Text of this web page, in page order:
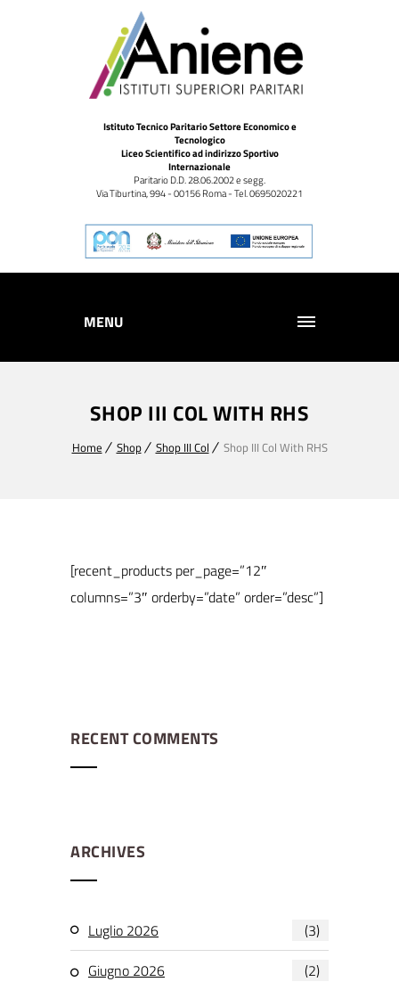
Istituto Tecnico Paritario Settore Economico e
Tecnologico
Liceo Scientifico ad indirizzo Sportivo
Internazionale
Paritario D.D. 28.06.2002 e segg.
Via Tiburtina, 994 - 00156 Roma - Tel. 0695020221
MENU
SHOP III COL WITH RHS
Home Shop Shop III Col Shop III Col With RHS
[recent_products per_page=”12″
columns=”3″ orderby=”date” order=”desc”]
RECENT COMMENTS
ARCHIVES
Luglio 2026
(3)
Giugno 2026
(2)